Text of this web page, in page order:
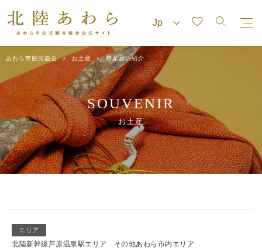
あわら市観光協会 お土産 特産品の紹介
SOUVENIR
お土産
エリア
北陸新幹線芦原温泉駅エリア
その他あわら市内エリア